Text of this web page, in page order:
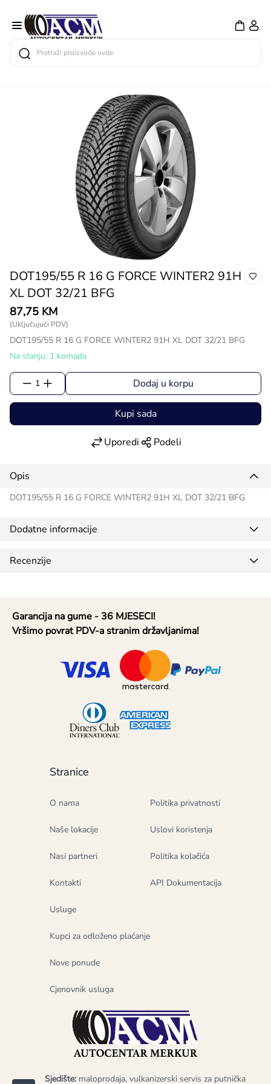
Search
DOT195/55 R 16 G FORCE WINTER2 91H
XL DOT 32/21 BFG
87,75 KM
(Uključujući PDV)
DOT195/55 R 16 G FORCE WINTER2 91H XL DOT 32/21 BFG
Na stanju: 1 komada
1 Dodaj u korpu
Kupi sada
Uporedi Podeli
Opis
DOT195/55 R 16 G FORCE WINTER2 91H XL DOT 32/21 BFG
Dodatne informacije
Recenzije
Sjedište: maloprodaja, vulkanizerski servis za putnička
Stranice
O nama
Naše lokacije
Nasi partneri
Kontakti
Usluge
Kupci za odloženo plaćanje
Nove ponude
Cjenovnik usluga
Politika privatnosti
Uslovi koristenja
Politika kolačića
API Dokumentacija
Garancija na gume - 36 MJESECI!
Vršimo povrat PDV-a stranim državljanima!